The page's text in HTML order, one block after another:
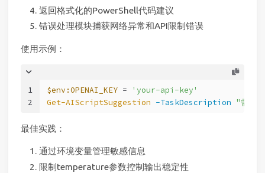
返回格式化的PowerShell代码建议
错误处理模块捕获网络异常和API限制错误
使用示例：
1
2
$env:OPENAI_KEY =
'your-api-key'
Get-AIScriptSuggestion -TaskDescription "需要
最佳实践：
通过环境变量管理敏感信息
限制temperature参数控制输出稳定性